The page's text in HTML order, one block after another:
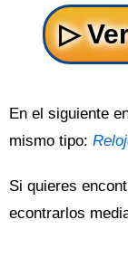
En el siguiente
mismo tipo:
Si quieres
econtrarlos